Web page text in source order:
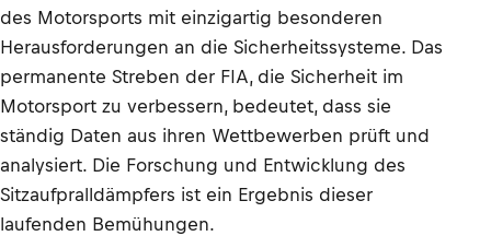
des Motorsports mit einzigartig besonderen
Herausforderungen an die Sicherheitssysteme. Das
permanente Streben der FIA, die Sicherheit im
Motorsport zu verbessern, bedeutet, dass sie
ständig Daten aus ihren Wettbewerben prüft und
analysiert. Die Forschung und Entwicklung des
Sitzaufpralldämpfers ist ein Ergebnis dieser
laufenden Bemühungen.